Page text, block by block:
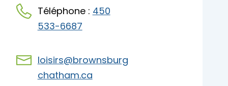
Téléphone : 450
533-6687
loisirs@brownsburg
chatham.ca